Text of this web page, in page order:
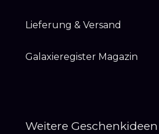
Lieferung & Versand
Galaxieregister Magazin
Weitere Geschenkideen